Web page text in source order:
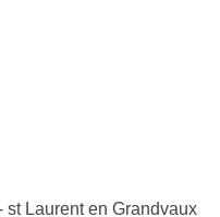
st Laurent en Grandvaux